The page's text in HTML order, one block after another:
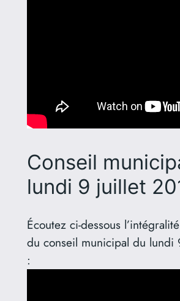
Conseil
lundi 9 juillet
Écoutez ci-dessous
du conseil municipal du lundi
: